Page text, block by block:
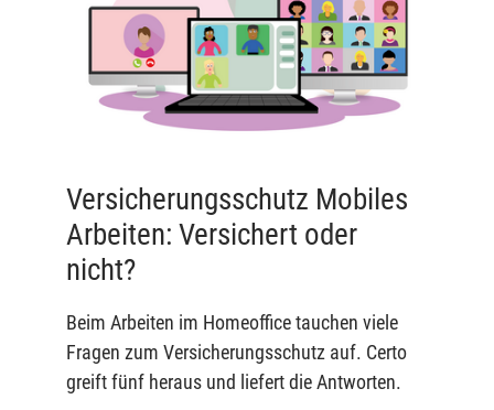
Versicherungsschutz Mobiles
Arbeiten: Versichert oder
nicht?
Beim Arbeiten im Homeoffice tauchen viele
Fragen zum Versicherungsschutz auf. Certo
greift fünf heraus und liefert die Antworten.